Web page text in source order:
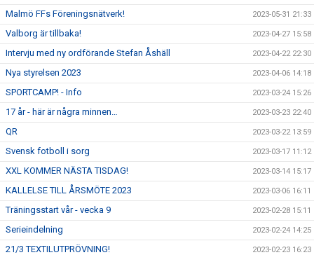
Malmö FFs Föreningsnätverk! 2023-05-31 21:33
Valborg är tillbaka! 2023-04-27 15:58
Intervju med ny ordförande Stefan Åshäll 2023-04-22 22:30
Nya styrelsen 2023 2023-04-06 14:18
SPORTCAMP! - Info 2023-03-24 15:26
17 år - här är några minnen… 2023-03-23 22:40
QR 2023-03-22 13:59
Svensk fotboll i sorg 2023-03-17 11:12
XXL KOMMER NÄSTA TISDAG! 2023-03-14 15:17
KALLELSE TILL ÅRSMÖTE 2023 2023-03-06 16:11
Träningsstart vår - vecka 9 2023-02-28 15:11
Serieindelning 2023-02-24 14:25
21/3 TEXTILUTPRÖVNING! 2023-02-23 16:23